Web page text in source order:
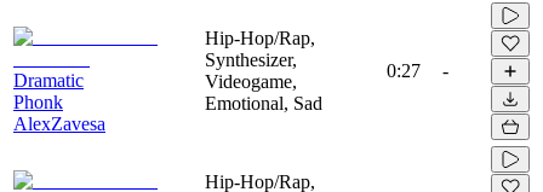
Dramatic
Phonk
AlexZavesa
Hip-Hop/Rap,
Synthesizer,
Videogame,
Emotional, Sad
0:27 -
Hip-Hop/Rap,